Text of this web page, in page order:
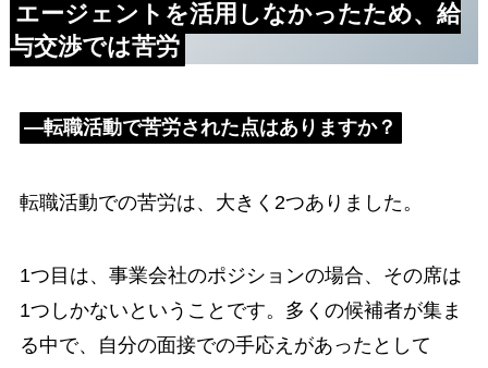
エージェントを活用しなかったため、給
与交渉では苦労
―転職活動で苦労された点はありますか？
転職活動での苦労は、大きく2つありました。
1つ目は、事業会社のポジションの場合、その席は
1つしかないということです。多くの候補者が集ま
る中で、自分の面接での手応えがあったとして